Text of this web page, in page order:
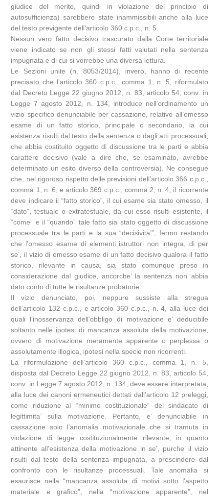
giudice del merito, quindi in violazione del principio di
autosufficienza) sarebbero state inammissibili anche alla luce
del testo previgente dell’articolo 360 c.p.c., n. 5.
Nessun vero fatto decisivo trascurato dalla Corte territoriale
viene indicato se non gli stessi fatti valutati nella sentenza
impugnata e di cui si vorrebbe una diversa lettura.
Le Sezioni unite (n. 8053/2014), invero, hanno di recente
precisato che l’articolo 360 c.p.c., comma 1, n. 5, riformulato
dal Decreto Legge 22 giugno 2012, n. 83, articolo 54, conv. in
Legge 7 agosto 2012, n. 134, introduce nell’ordinamento un
vizio specifico denunciabile per cassazione, relativo all’omesso
esame di un fatto storico, principale o secondario, la cui
esistenza risulti dal testo della sentenza o dagli atti processuali,
che abbia costituito oggetto di discussione tra le parti e abbia
carattere decisivo (vale a dire che, se esaminato, avrebbe
determinato un esito diverso della controversia). Ne consegue
che, nel rigoroso rispetto delle previsioni dell’articolo 366 c.p.c.,
comma 1, n. 6, e articolo 369 c.p.c., comma 2, n. 4, il ricorrente
deve indicare il “fatto storico”, il cui esame sia stato omesso, il
“dato”, testuale o extratestuale, da cui esso risulti esistente, il
“come” e il “quando” tale fatto sia stato oggetto di discussione
processuale tra le parti e la sua “decisivita’”, fermo restando
che l’omesso esame di elementi istruttori non integra, di per
se’, il vizio di omesso esame di un fatto decisivo qualora il fatto
storico, rilevante in causa, sia stato comunque preso in
considerazione dal giudice, ancorche’ la sentenza non abbia
dato conto di tutte le risultanze probatorie.
Il vizio denunciato, poi, neppure sussiste alla stregua
dell’articolo 132 c.p.c., e articolo 360 c.p.c., n. 4, alla luce dei
quali l’inosservanza dell’obbligo di motivazione e’ deducibile
soltanto nelle ipotesi di mancanza assoluta della motivazione,
ovvero di motivazione meramente apparente o perplessa o
assolutamente illogica, ipotesi nella specie non ricorrenti.
La riformulazione dell’articolo 360 c.p.c., comma 1, n. 5,
disposta dal Decreto Legge 22 giugno 2012, n. 83, articolo 54,
conv. in Legge 7 agosto 2012, n. 134, deve essere interpretata,
alla luce dei canoni ermeneutici dettati dall’articolo 12 preleggi,
come riduzione al “minimo costituzionale” del sindacato di
legittimita’ sulla motivazione. Pertanto, e’ denunciabile in
cassazione solo l’anomalia motivazionale che si tramuta in
violazione di legge costituzionalmente rilevante, in quanto
attinente all’esistenza della motivazione in se’, purche’ il vizio
risulti dal testo della sentenza impugnata, a prescindere dal
confronto con le risultanze processuali. Tale anomalia si
esaurisce nella “mancanza assoluta di motivi sotto l’aspetto
materiale e grafico”, nella “motivazione apparente”, nel